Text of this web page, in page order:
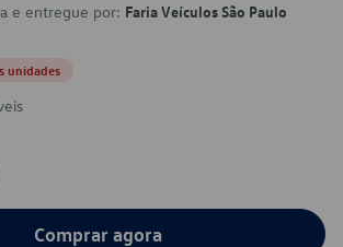
e entregue por: Faria Veículos São Paulo
unidades
Comprar agora